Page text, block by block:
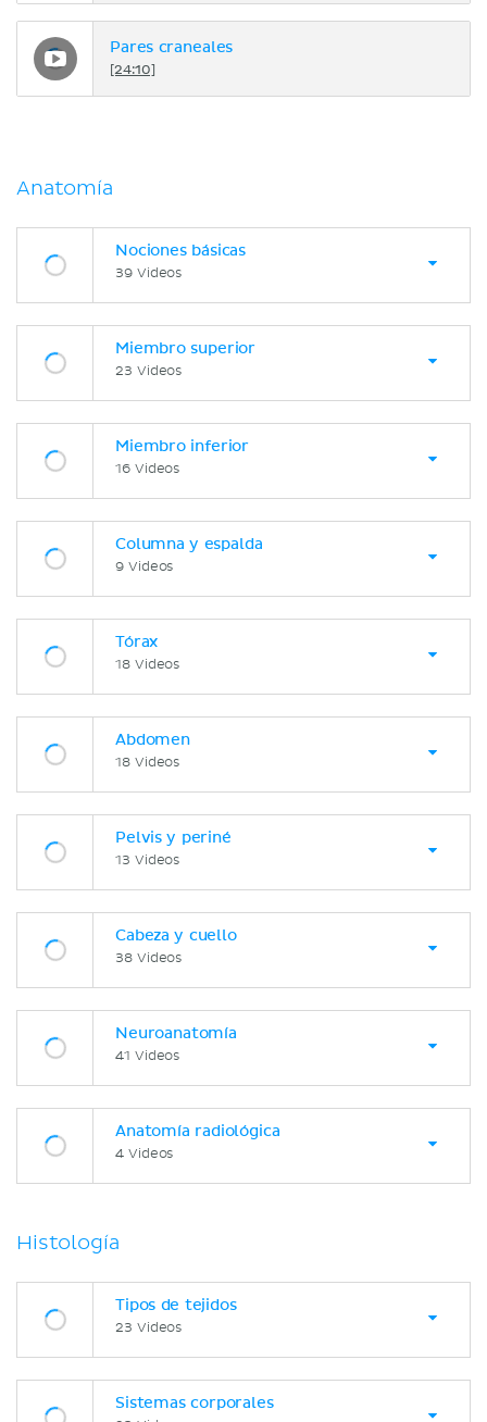
Pares craneales
[24:10]
Anatomía
Nociones básicas
39 Videos
Miembro superior
23 Videos
Miembro inferior
16 Videos
Columna y espalda
9 Videos
Tórax
18 Videos
Abdomen
18 Videos
Pelvis y periné
13 Videos
Cabeza y cuello
38 Videos
Neuroanatomía
41 Videos
Anatomía radiológica
4 Videos
Histología
Tipos de tejidos
23 Videos
Sistemas corporales